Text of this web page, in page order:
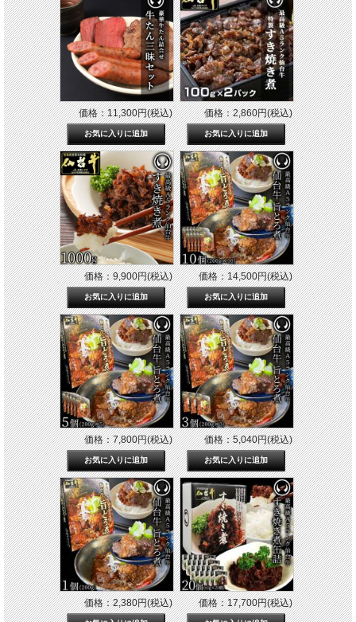
価格：11,300円(税込) 価格：2,860円(税込)
価格：9,900円(税込) 価格：14,500円(税込)
価格：7,800円(税込) 価格：5,040円(税込)
価格：2,380円(税込) 価格：17,700円(税込)